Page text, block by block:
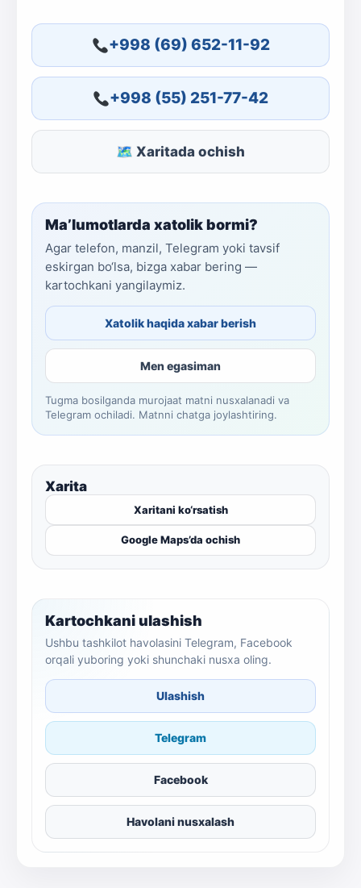
+998 (69) 652-11-92
+998 (55) 251-77-42
🗺 Xaritada ochish
Ma’lumotlarda xatolik bormi?
Agar telefon, manzil, Telegram yoki tavsif
eskirgan bo‘lsa, bizga xabar bering —
kartochkani yangilaymiz.
Xatolik haqida xabar berish
Men egasiman
Tugma bosilganda murojaat matni nusxalanadi va
Telegram ochiladi. Matnni chatga joylashtiring.
Xarita
Xaritani ko‘rsatish
Google Maps’da ochish
Kartochkani ulashish
Ushbu tashkilot havolasini Telegram, Facebook
orqali yuboring yoki shunchaki nusxa oling.
Ulashish
Telegram
Facebook
Havolani nusxalash